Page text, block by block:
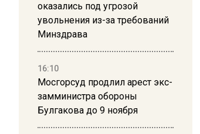
оказались под угрозой
увольнения из-за требований
Минздрава
16:10
Мосгорсуд продлил арест экс-
замминистра обороны
Булгакова до 9 ноября